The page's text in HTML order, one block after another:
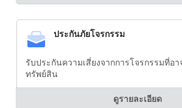
ประกันภัยโจรกรรม
รับประกันความเสี่ยงจากการโจรกรรมที่อ
ทรัพย์สิน
ดูรายละเอียด